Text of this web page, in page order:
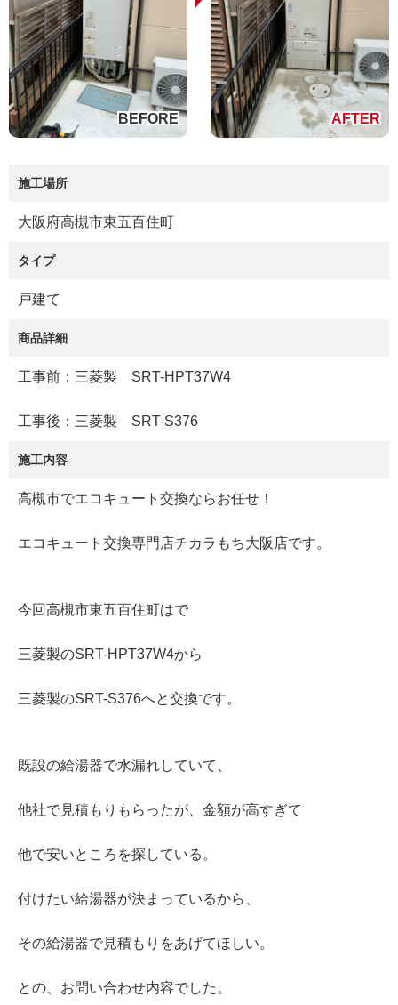
施工場所
大阪府高槻市東五百住町
タイプ
戸建て
商品詳細
工事前：三菱製 SRT-HPT37W4
工事後：三菱製 SRT-S376
施工内容
高槻市でエコキュート交換ならお任せ！
エコキュート交換専門店チカラもち大阪店です。
今回高槻市東五百住町はで
三菱製のSRT-HPT37W4から
三菱製のSRT-S376へと交換です。
既設の給湯器で水漏れしていて、
他社で見積もりもらったが、金額が高すぎて
他で安いところを探している。
付けたい給湯器が決まっているから、
その給湯器で見積もりをあげてほしい。
との、お問い合わせ内容でした。